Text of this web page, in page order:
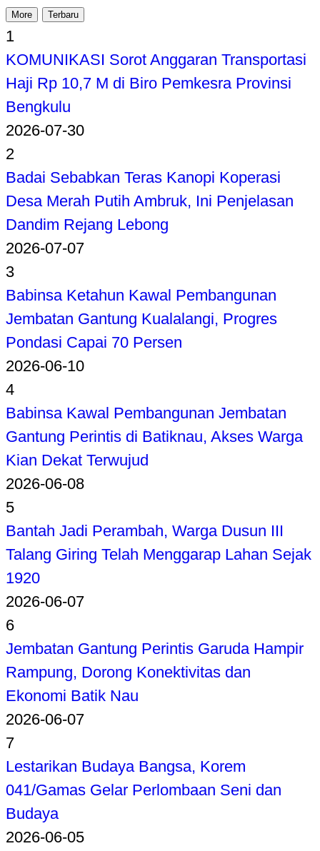
More Terbaru
1
KOMUNIKASI Sorot Anggaran Transportasi
Haji Rp 10,7 M di Biro Pemkesra Provinsi
Bengkulu
2026-07-30
2
Badai Sebabkan Teras Kanopi Koperasi
Desa Merah Putih Ambruk, Ini Penjelasan
Dandim Rejang Lebong
2026-07-07
3
Babinsa Ketahun Kawal Pembangunan
Jembatan Gantung Kualalangi, Progres
Pondasi Capai 70 Persen
2026-06-10
4
Babinsa Kawal Pembangunan Jembatan
Gantung Perintis di Batiknau, Akses Warga
Kian Dekat Terwujud
2026-06-08
5
Bantah Jadi Perambah, Warga Dusun III
Talang Giring Telah Menggarap Lahan Sejak
1920
2026-06-07
6
Jembatan Gantung Perintis Garuda Hampir
Rampung, Dorong Konektivitas dan
Ekonomi Batik Nau
2026-06-07
7
Lestarikan Budaya Bangsa, Korem
041/Gamas Gelar Perlombaan Seni dan
Budaya
2026-06-05